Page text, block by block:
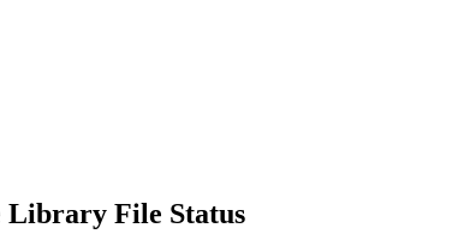
Library File Status